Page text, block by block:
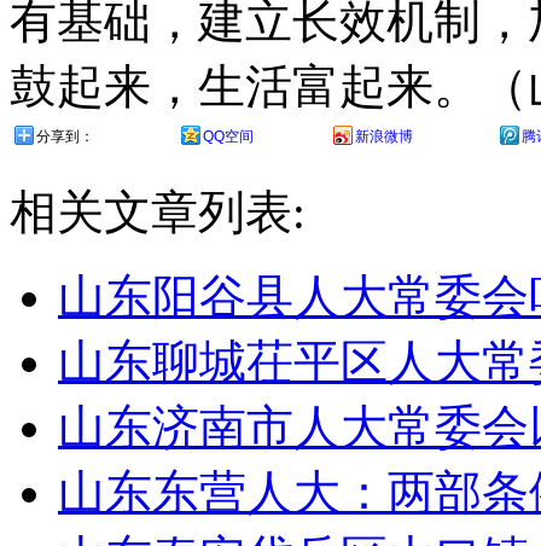
有基础，建立长效机制
鼓起来，生活富起来。
分享到： QQ空间 新浪微博 腾
相关文章列表:
山东阳谷县人大常委
山东聊城茌平区人大
山东济南市人大常委
山东东营人大：两部